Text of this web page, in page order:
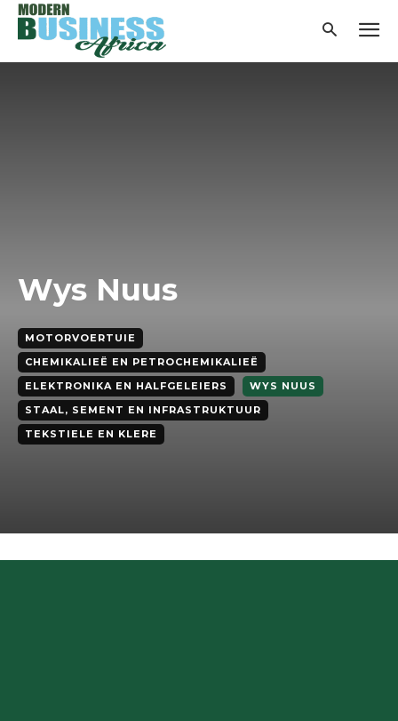
Wys Nuus
MOTORVOERTUIE
CHEMIKALIEË EN PETROCHEMIKALIEË
ELEKTRONIKA EN HALFGELEIERS
WYS NUUS
STAAL, SEMENT EN INFRASTRUKTUUR
TEKSTIELE EN KLERE